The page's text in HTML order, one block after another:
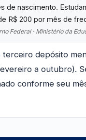
nascimento.
R$ 200 por mês de
Federal · Ministério da
depósito
a outubro).
conforme seu